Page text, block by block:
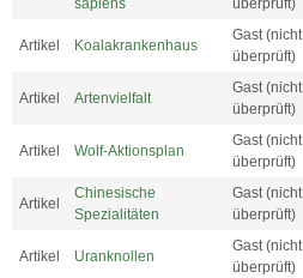
sapiens
überprüft)
Artikel Koalakrankenhaus
Gast (nicht
überprüft)
Artikel Artenvielfalt
Gast (nicht
überprüft)
Artikel Wolf-Aktionsplan
Gast (nicht
überprüft)
Artikel
Chinesische
Spezialitäten
Gast (nicht
überprüft)
Artikel Uranknollen
Gast (nicht
überprüft)